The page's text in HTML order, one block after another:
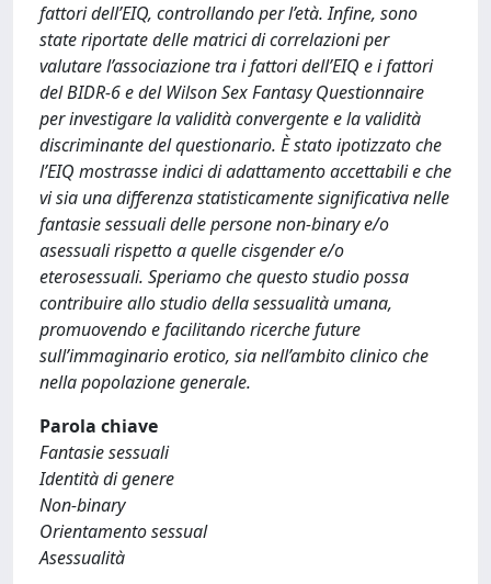
fattori dell’EIQ, controllando per l’età. Infine, sono
state riportate delle matrici di correlazioni per
valutare l’associazione tra i fattori dell’EIQ e i fattori
del BIDR-6 e del Wilson Sex Fantasy Questionnaire
per investigare la validità convergente e la validità
discriminante del questionario. È stato ipotizzato che
l’EIQ mostrasse indici di adattamento accettabili e che
vi sia una differenza statisticamente significativa nelle
fantasie sessuali delle persone non-binary e/o
asessuali rispetto a quelle cisgender e/o
eterosessuali. Speriamo che questo studio possa
contribuire allo studio della sessualità umana,
promuovendo e facilitando ricerche future
sull’immaginario erotico, sia nell’ambito clinico che
nella popolazione generale.
Parola chiave
Fantasie sessuali
Identità di genere
Non-binary
Orientamento sessual
Asessualità